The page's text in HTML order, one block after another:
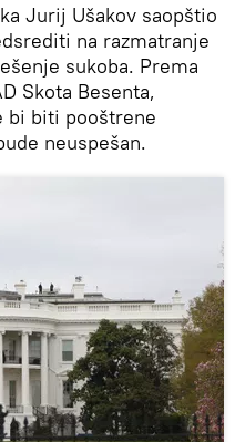
Jurij Ušakov saopštio
na razmatranje
sukoba. Prema
Skota Besenta,
bi biti pooštrene
neuspešan.